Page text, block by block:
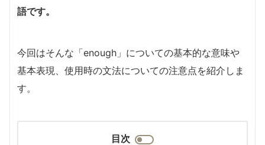
語です。
今回はそんな「enough」についての基本的な意味や
基本表現、使用時の文法についての注意点を紹介しま
す。
目次